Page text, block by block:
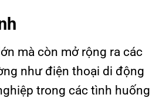
mà còn mở rộng ra các
như điện thoại di động
trong các tình huống